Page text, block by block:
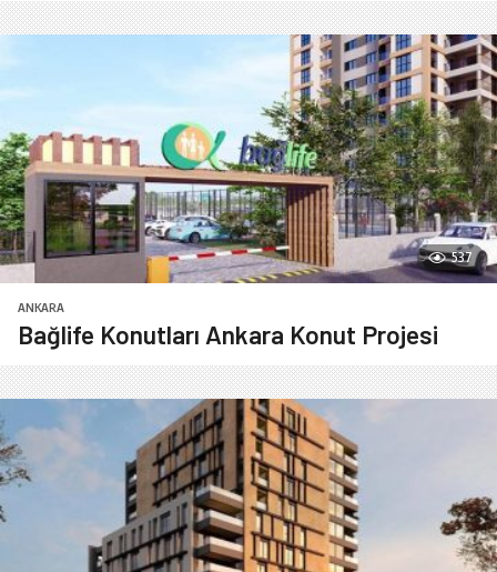
537
ANKARA
Bağlife Konutları Ankara Konut Projesi